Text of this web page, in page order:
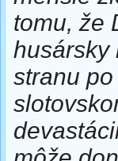
tomu, že
husársky
stranu po